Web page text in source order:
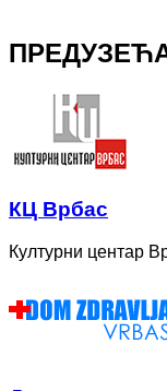
КЦ Врбас
Културни центар